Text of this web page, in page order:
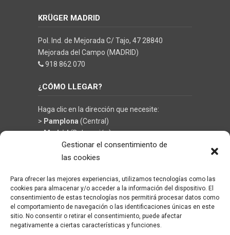
Gestionar el consentimiento de
las cookies
Para ofrecer las mejores experiencias, utilizamos tecnologías como las
cookies para almacenar y/o acceder a la información del dispositivo. El
consentimiento de estas tecnologías nos permitirá procesar datos como
el comportamiento de navegación o las identificaciones únicas en este
sitio. No consentir o retirar el consentimiento, puede afectar
negativamente a ciertas características y funciones.
KRÜGER MADRID
Pol. Ind. de Mejorada C/ Tajo, 47 28840
Mejorada del Campo (MADRID)
918 862 070
¿CÓMO LLEGAR?
Haga clic en la dirección que necesite:
> Pamplona (Central)
>Madrid(Delegación)
© KRÜGER TECHNOLOGY S.L.- Soluciones en
limpieza y climatización